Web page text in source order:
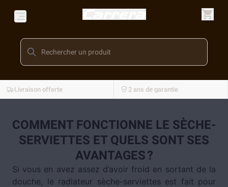
Livraison offerte 2 ans de garantie
COMMENT FONCTIONNE LE SÈCHE-
SERVIETTES ET QUELS SONT SES
AVANTAGES ?
Si vous en avez assez d’avoir froid en sortant de la
douche, le radiateur sèche-serviettes est fait pour